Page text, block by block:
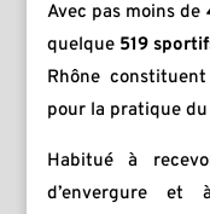
Avec pas moins de
quelque 519
Rhône
pour la pratique
Habitué à
d’envergure et